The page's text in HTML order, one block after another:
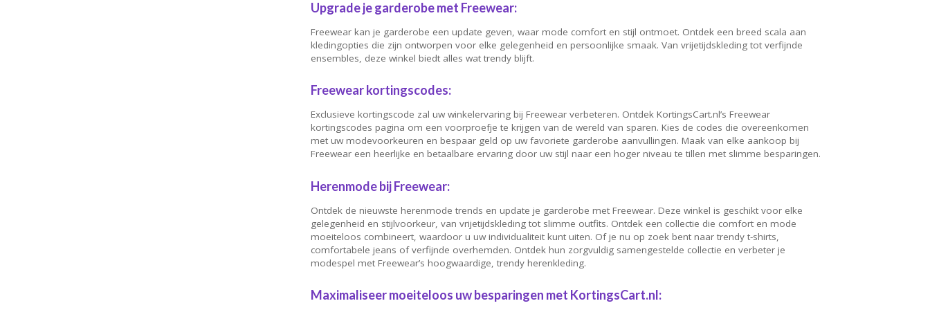
Upgrade je garderobe met Freewear:
Freewear kan je garderobe een update geven, waar mode comfort en stijl ontmoet. Ontdek een breed scala aan
kledingopties die zijn ontworpen voor elke gelegenheid en persoonlijke smaak. Van vrijetijdskleding tot verfijnde
ensembles, deze winkel biedt alles wat trendy blijft.
Freewear kortingscodes:
Exclusieve kortingscode zal uw winkelervaring bij Freewear verbeteren. Ontdek KortingsCart.nl’s Freewear
kortingscodes pagina om een voorproefje te krijgen van de wereld van sparen. Kies de codes die overeenkomen
met uw modevoorkeuren en bespaar geld op uw favoriete garderobe aanvullingen. Maak van elke aankoop bij
Freewear een heerlijke en betaalbare ervaring door uw stijl naar een hoger niveau te tillen met slimme besparingen.
Herenmode bij Freewear:
Ontdek de nieuwste herenmode trends en update je garderobe met Freewear. Deze winkel is geschikt voor elke
gelegenheid en stijlvoorkeur, van vrijetijdskleding tot slimme outfits. Ontdek een collectie die comfort en mode
moeiteloos combineert, waardoor u uw individualiteit kunt uiten. Of je nu op zoek bent naar trendy t-shirts,
comfortabele jeans of verfijnde overhemden. Ontdek hun zorgvuldig samengestelde collectie en verbeter je
modespel met Freewear’s hoogwaardige, trendy herenkleding.
Maximaliseer moeiteloos uw besparingen met KortingsCart.nl: